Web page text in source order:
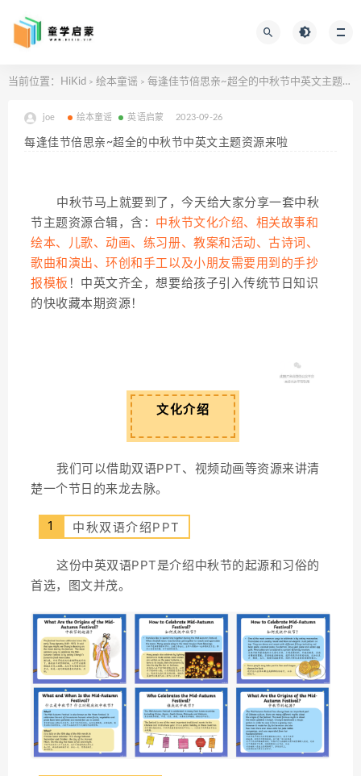
当前位置： HiKid > 绘本童谣 > 每逢佳节倍思亲~超全的中秋节中英文主题资源来啦
joe 绘本童谣 英语启蒙 2023-09-26
每逢佳节倍思亲~超全的中秋节中英文主题资源来啦
中秋节马上就要到了，今天给大家分享一套中秋
节主题资源合辑，含： 中秋节文化介绍、相关故事和
绘本、儿歌、动画、练习册、教案和活动、古诗词、
歌曲和演出、环创和手工以及小朋友需要用到的手抄
报模板 ！中英文齐全，想要给孩子引入传统节日知识
的快收藏本期资源！
文化介绍
我们可以借助双语PPT、视频动画等资源来讲清
楚一个节日的来龙去脉。
1 中秋双语介绍PPT
这份中英双语PPT是介绍中秋节的起源和习俗的
首选， 图文并茂。